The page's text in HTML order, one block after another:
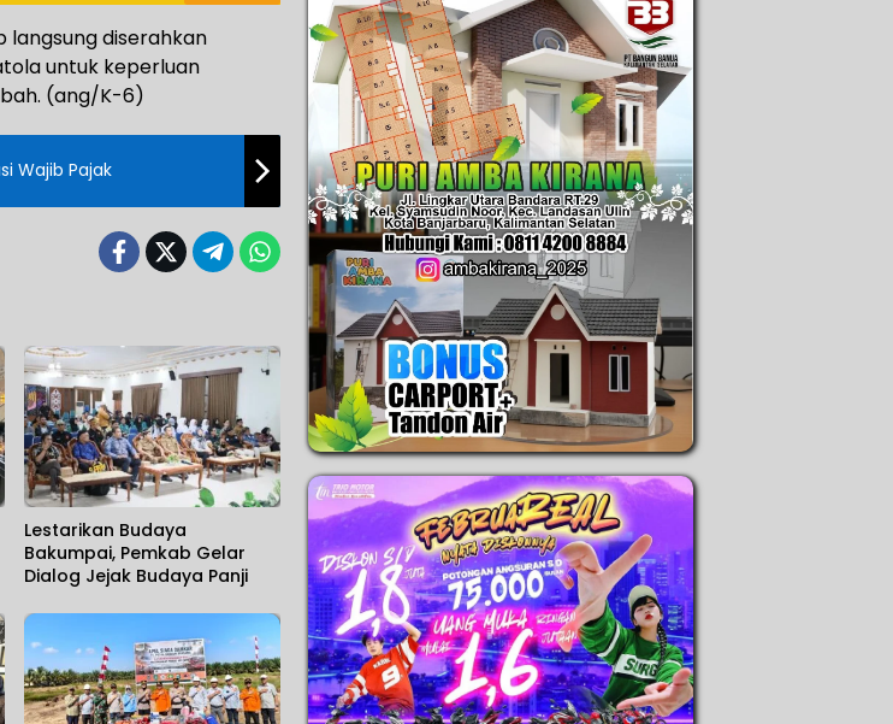
langsung diserahkan
untuk keperluan
(ang/K-6)
Inovasi Wajib Pajak
Lestarikan Budaya
Bakumpai, Pemkab Gelar
Dialog Jejak Budaya Panji